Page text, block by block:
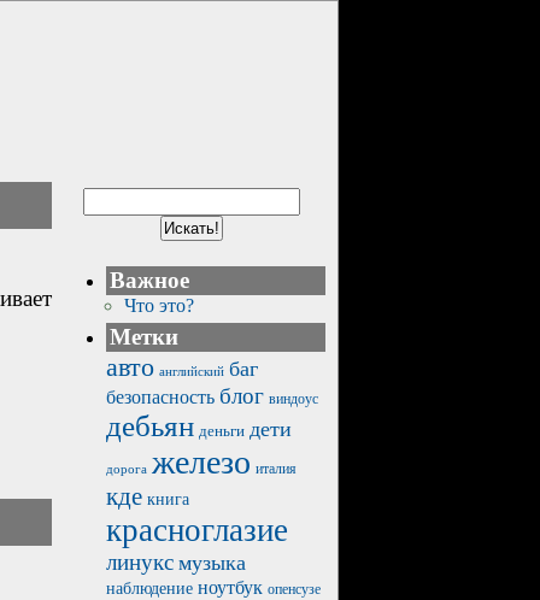
Важное
Что это?
Метки
авто английский баг
безопасность блог виндоус
дебьян деньги дети
дорога железо италия
кде книга
красноглазие
линукс музыка
наблюдение ноутбук опенсузе